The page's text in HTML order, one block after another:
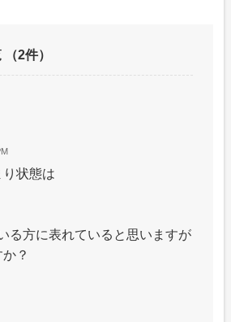
（2件）
状態は
る方に表れていると思いますが
？